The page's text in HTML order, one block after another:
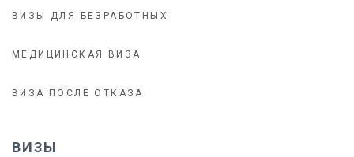
ВИЗЫ ДЛЯ БЕЗРАБОТНЫХ
МЕДИЦИНСКАЯ ВИЗА
ВИЗА ПОСЛЕ ОТКАЗА
ВИЗЫ